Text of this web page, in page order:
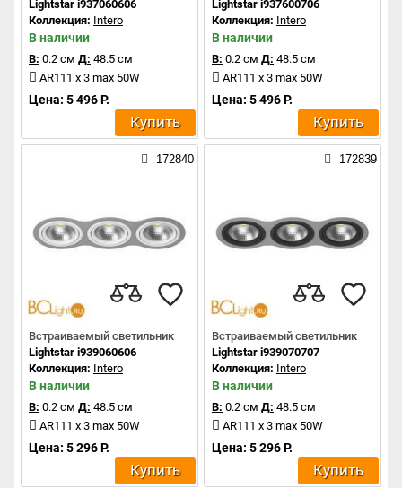
Lightstar i937060606
Коллекция: Intero
В наличии
В: 0.2 см Д: 48.5 см
AR111 x 3 max 50W
Цена: 5 496 Р.
Купить
Lightstar i937600706
Коллекция: Intero
В наличии
В: 0.2 см Д: 48.5 см
AR111 x 3 max 50W
Цена: 5 496 Р.
Купить
172840
Встраиваемый светильник
Lightstar i939060606
Коллекция: Intero
В наличии
В: 0.2 см Д: 48.5 см
AR111 x 3 max 50W
Цена: 5 296 Р.
Купить
172839
Встраиваемый светильник
Lightstar i939070707
Коллекция: Intero
В наличии
В: 0.2 см Д: 48.5 см
AR111 x 3 max 50W
Цена: 5 296 Р.
Купить